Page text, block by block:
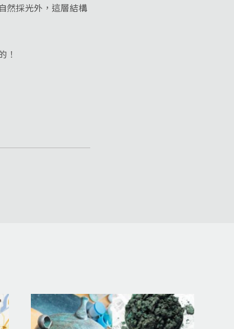
然採光外，這層結構
！